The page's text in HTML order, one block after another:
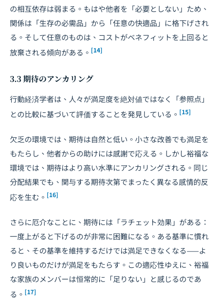
の相互依存は弱まる。もはや他者を「必要としない」ため、
関係は「生存の必需品」から「任意の快適品」に格下げされ
る。そして任意のものは、コストがベネフィットを上回ると
放棄される傾向がある。 [14]
3.3 期待のアンカリング
行動経済学者は、人々が満足度を絶対値ではなく「参照点」
との比較に基づいて評価することを発見している。 [15]
欠乏の環境では、期待は自然と低い。小さな改善でも満足を
もたらし、他者からの助けには感謝で応える。しかし裕福な
環境では、期待はより高い水準にアンカリングされる。同じ
分配結果でも、関与する期待次第でまったく異なる感情的反
応を生む。 [16]
さらに厄介なことに、期待には「ラチェット効果」がある：
一度上がると下げるのが非常に困難になる。ある基準に慣れ
ると、その基準を維持するだけでは満足できなくなる——よ
り良いものだけが満足をもたらす。この適応性ゆえに、裕福
な家族のメンバーは恒常的に「足りない」と感じるのであ
る。 [17]